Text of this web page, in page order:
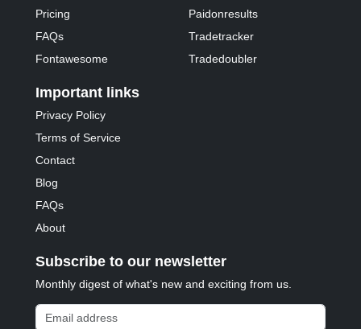
Pricing
FAQs
Fontawesome
Paidonresults
Tradetracker
Tradedoubler
Important links
Privacy Policy
Terms of Service
Contact
Blog
FAQs
About
Subscribe to our newsletter
Monthly digest of what's new and exciting from us.
Email address